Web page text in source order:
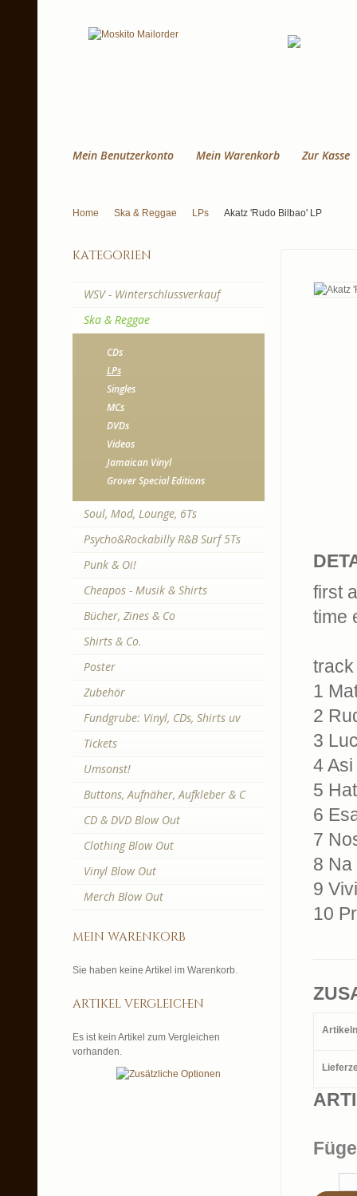
Mein Benutzerkonto Mein Warenkorb Zur Kasse
Home Ska & Reggae LPs Akatz 'Rudo Bilbao' LP
first
time
track
1
2
3
4
5
6
7
8 Na
9
10
kategorien
WSV - Winterschlussverkauf
Ska & Reggae
CDs
LPs
Singles
MCs
DVDs
Videos
Jamaican Vinyl
Grover Special Editions
Soul, Mod, Lounge, 6Ts
Psycho&Rockabilly R&B Surf 5Ts
Punk & Oi!
Cheapos - Musik & Shirts
Bücher, Zines & Co
Shirts & Co.
Poster
Zubehör
Fundgrube: Vinyl, CDs, Shirts uv
Tickets
Umsonst!
Buttons, Aufnäher, Aufkleber & C
CD & DVD Blow Out
Clothing Blow Out
Vinyl Blow Out
Merch Blow Out
mein warenkorb
Sie haben keine Artikel im Warenkorb.
artikel vergleichen
Es ist kein Artikel zum Vergleichen
vorhanden.